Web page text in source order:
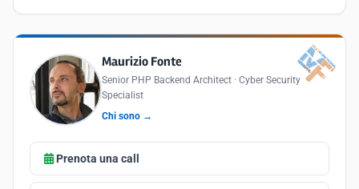
Maurizio Fonte
Senior PHP Backend Architect · Cyber Security
Specialist
Chi sono →
Prenota una call